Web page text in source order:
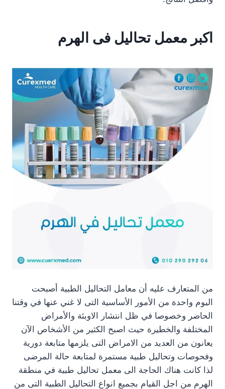
اكبر معمل تحاليل فى الهرم
من المتعارف عليه أن معامل التحاليل الطبية أصبحت
اليوم واحدة من الأمور الأساسية التى لا غني عنها في وقتنا
الحاضر وخصوصا في ظل انتشار الاوبئة والأمراض
المختلفة والخطيرة حيث اصبح الكثير من الأشخاص الآن
يعانون من العديد من الامراض التى يلزمها متابعة دورية
وفحوصات وتحاليل طبية مستمرة لمتابعة حالة المرضى
لذا كانت هناك الحاجة الى معمل تحاليل طبية في منطقة
الهرم من اجل القيام بجميع انواع التحاليل الطبية التى من